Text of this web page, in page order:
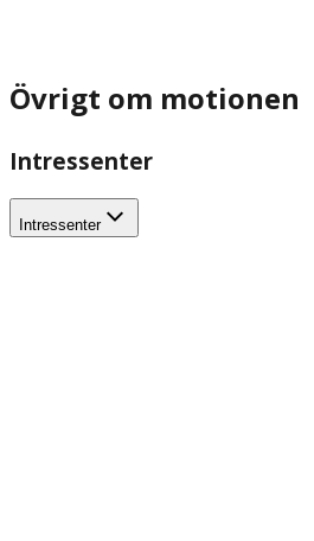
Övrigt om motionen
Intressenter
Intressenter